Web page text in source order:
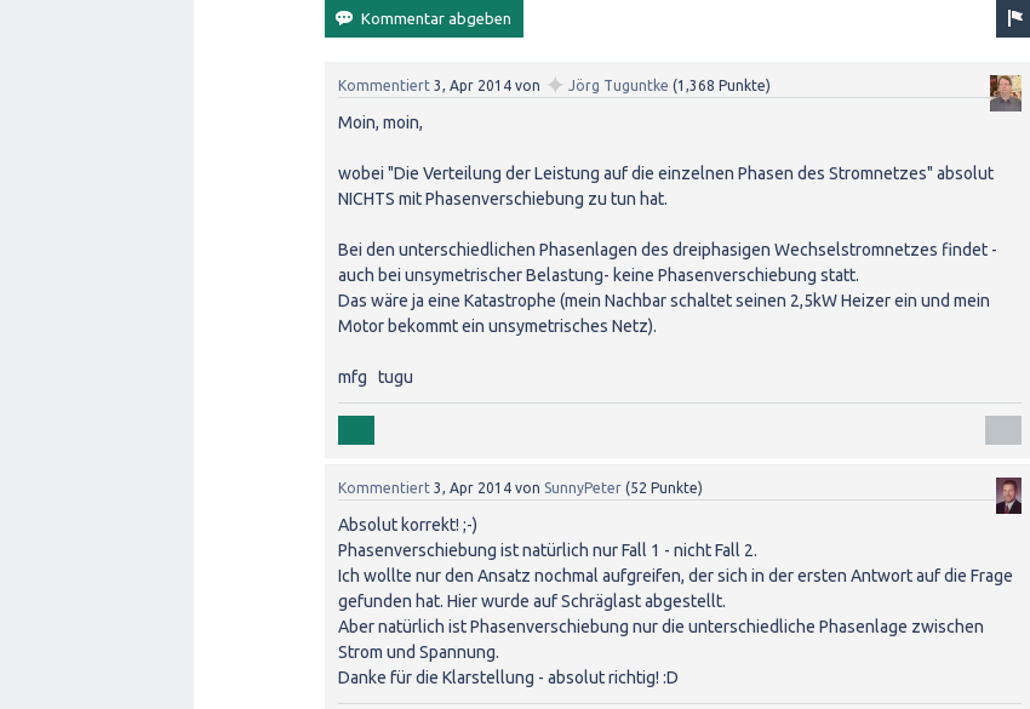
Kommentiert 3, Apr 2014 von ✦ Jörg Tuguntke (1,368 Punkte)
Moin, moin,
wobei "Die Verteilung der Leistung auf die einzelnen Phasen des Stromnetzes" absolut
NICHTS mit Phasenverschiebung zu tun hat.
Bei den unterschiedlichen Phasenlagen des dreiphasigen Wechselstromnetzes findet -
auch bei unsymetrischer Belastung- keine Phasenverschiebung statt.
Das wäre ja eine Katastrophe (mein Nachbar schaltet seinen 2,5kW Heizer ein und mein
Motor bekommt ein unsymetrisches Netz).
mfg tugu
Kommentiert 3, Apr 2014 von SunnyPeter (52 Punkte)
Absolut korrekt! ;-)
Phasenverschiebung ist natürlich nur Fall 1 - nicht Fall 2.
Ich wollte nur den Ansatz nochmal aufgreifen, der sich in der ersten Antwort auf die Frage
gefunden hat. Hier wurde auf Schräglast abgestellt.
Aber natürlich ist Phasenverschiebung nur die unterschiedliche Phasenlage zwischen
Strom und Spannung.
Danke für die Klarstellung - absolut richtig! :D